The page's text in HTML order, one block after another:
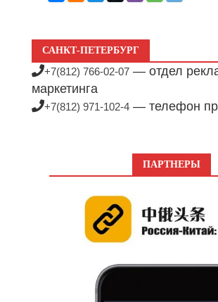
САНКТ-ПЕТЕРБУРГ
+7(812) 766-02-07 — отдел
маркетинга
+7(812) 971-102-4 — телефон
ПАРТНЕРЫ